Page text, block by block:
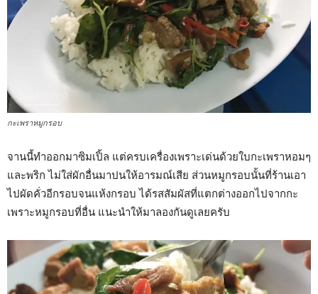
กะเพราหมูกรอบ
จานนี้ทำออกมาซิมเปิ้ล แต่ครบเครื่องเพราะเด่นด้วยใบกะเพราหอมๆ
และพริก ไม่ใส่ผักอื่นมาปนให้อารมณ์เสีย ส่วนหมูกรอบนั้นที่ร้านเอา
ไปผัดคั่วอีกรอบจนแห้งกรอบ ได้รสสัมผัสที่แตกต่างออกไปจากกะ
เพราะหมูกรอบที่อื่น แนะนำให้มาลองกันดูเลยครับ